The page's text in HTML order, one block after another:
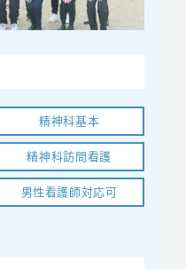
精神科基本
精神科訪問看護
男性看護師対応可